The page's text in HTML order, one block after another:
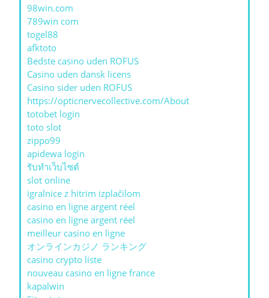
98win.com
789win com
togel88
afktoto
Bedste casino uden ROFUS
Casino uden dansk licens
Casino sider uden ROFUS
https://opticnervecollective.com/About
totobet login
toto slot
zippo99
apidewa login
รับทําเว็บไซต์
slot online
igralnice z hitrim izplačilom
casino en ligne argent réel
casino en ligne argent réel
meilleur casino en ligne
オンラインカジノ ランキング
casino crypto liste
nouveau casino en ligne france
kapalwin